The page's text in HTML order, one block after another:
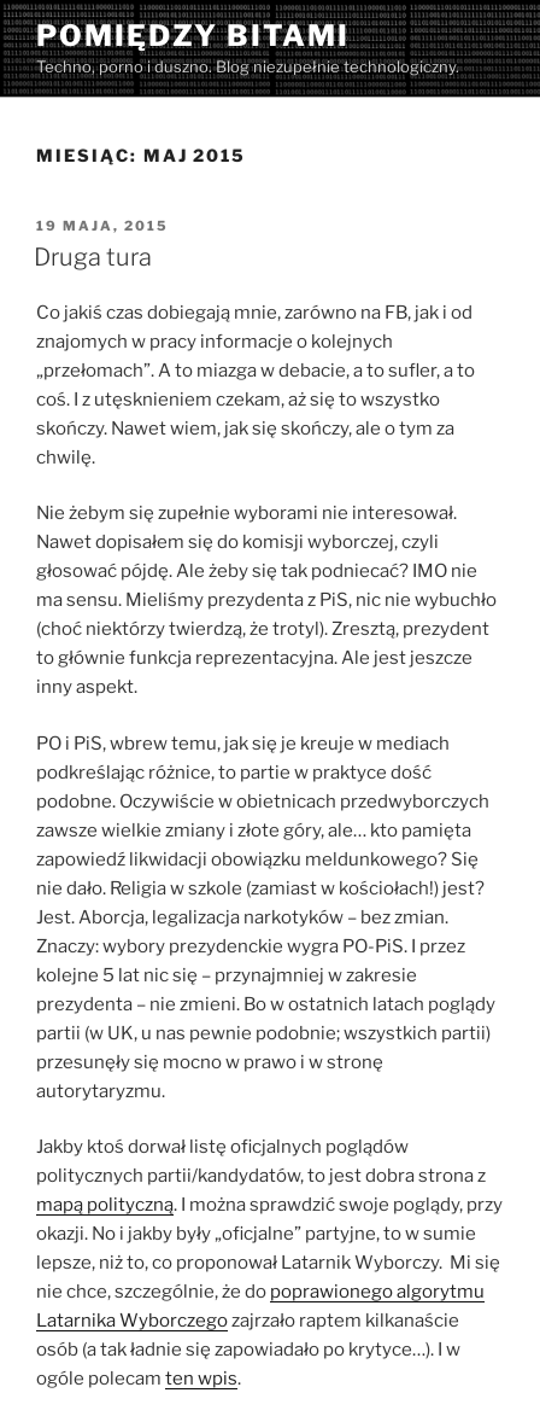
Przejdź
do
treści
POMIĘDZY BITAMI
Techno, porno i duszno. Blog niezupełnie technologiczny.
MIESIĄC: MAJ 2015
OPUBLIKOWANE
W
19 MAJA, 2015
Druga tura
Co jakiś czas dobiegają mnie, zarówno na FB, jak i od
znajomych w pracy informacje o kolejnych
„przełomach”. A to miazga w debacie, a to sufler, a to
coś. I z utęsknieniem czekam, aż się to wszystko
skończy. Nawet wiem, jak się skończy, ale o tym za
chwilę.
Nie żebym się zupełnie wyborami nie interesował.
Nawet dopisałem się do komisji wyborczej, czyli
głosować pójdę. Ale żeby się tak podniecać? IMO nie
ma sensu. Mieliśmy prezydenta z PiS, nic nie wybuchło
(choć niektórzy twierdzą, że trotyl). Zresztą, prezydent
to głównie funkcja reprezentacyjna. Ale jest jeszcze
inny aspekt.
PO i PiS, wbrew temu, jak się je kreuje w mediach
podkreślając różnice, to partie w praktyce dość
podobne. Oczywiście w obietnicach przedwyborczych
zawsze wielkie zmiany i złote góry, ale… kto pamięta
zapowiedź likwidacji obowiązku meldunkowego? Się
nie dało. Religia w szkole (zamiast w kościołach!) jest?
Jest. Aborcja, legalizacja narkotyków – bez zmian.
Znaczy: wybory prezydenckie wygra PO-PiS. I przez
kolejne 5 lat nic się – przynajmniej w zakresie
prezydenta – nie zmieni. Bo w ostatnich latach poglądy
partii (w UK, u nas pewnie podobnie; wszystkich partii)
przesunęły się mocno w prawo i w stronę
autorytaryzmu.
Jakby ktoś dorwał listę oficjalnych poglądów
politycznych partii/kandydatów, to jest dobra strona z
mapą polityczną. I można sprawdzić swoje poglądy, przy
okazji. No i jakby były „oficjalne” partyjne, to w sumie
lepsze, niż to, co proponował Latarnik Wyborczy. Mi się
nie chce, szczególnie, że do poprawionego algorytmu
Latarnika Wyborczegozajrzało raptem kilkanaście
osób (a tak ładnie się zapowiadało po krytyce…). I w
ogóle polecam ten wpis.